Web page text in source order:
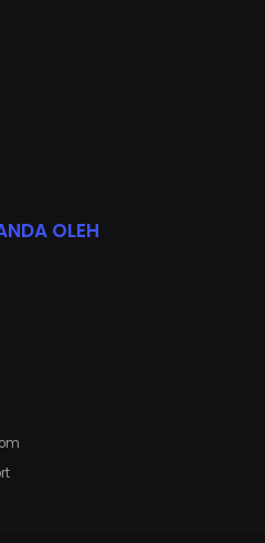
OLEH